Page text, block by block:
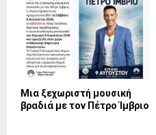
Mια ξεχωριστή μουσική
βραδιά με τον Πέτρο Ίμβριο